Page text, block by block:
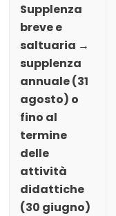
Supplenza
breve e
saltuaria →
supplenza
annuale (31
agosto) o
fino al
termine
delle
attività
didattiche
(30 giugno)